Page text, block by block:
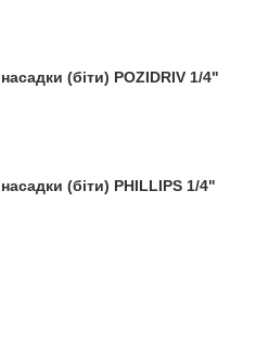
(біти) POZIDRIV 1/4"
(біти) PHILLIPS 1/4"